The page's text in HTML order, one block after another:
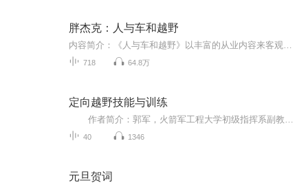
胖杰克：人与车和越野
718 64.8万
定向越野技能与训练
40 1346
元旦贺词